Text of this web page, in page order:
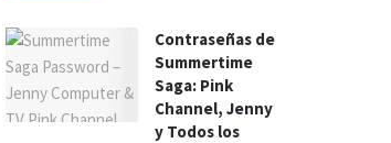
Contraseñas de
Summertime
Saga: Pink
Channel, Jenny
y Todos los